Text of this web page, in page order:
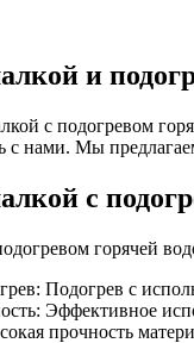
и
с подогревом
с нами. Мы
с
горячей
Подогрев с
Эффективное
прочность